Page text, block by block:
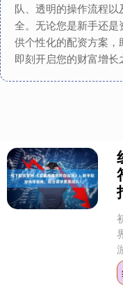
队、透明的操作流程
全。无论您是新手还
供个性化的配资方案，
即刻开启您的财富增长